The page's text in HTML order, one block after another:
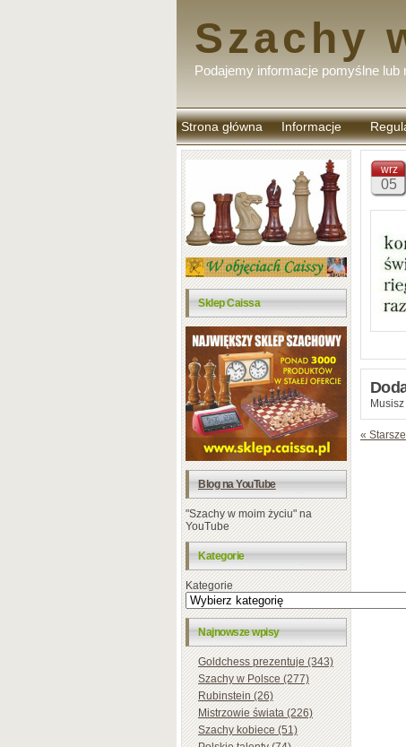
Szachy
Podajemy informacje pomyślne lub
Strona główna Informacje
Sklep Caissa
Blog na YouTube
"Szachy w moim życiu" na
YouTube
Kategorie
Kategorie
Najnowsze wpisy
Goldchess prezentuje (343)
Szachy w Polsce (277)
Rubinstein (26)
Mistrzowie świata (226)
Szachy kobiece (51)
wrz
05
«